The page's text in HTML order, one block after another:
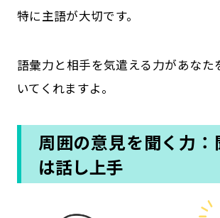
特に主語が大切です。
語彙力と相手を気遣える力があなた
いてくれますよ。
周囲の意見を聞く力：
は話し上手